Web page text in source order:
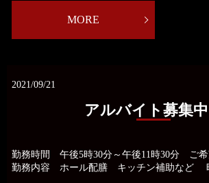
MORE
2021/09/21
アルバイト募集中
勤務時間 午後5時30分～午後11時30分 ご希
勤務内容 ホール配膳 キッチン補助など